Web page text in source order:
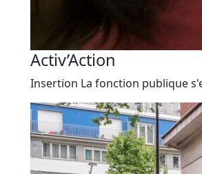
Activ’Action
Insertion La fonction publique